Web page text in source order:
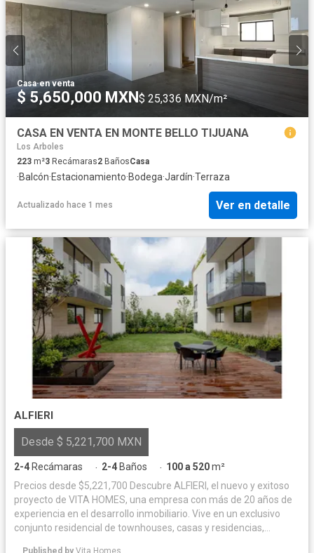
Casa·en venta
$ 5,650,000 MXN$ 25,336 MXN/m²
CASA EN VENTA EN MONTE BELLO TIJUANA
Los Arboles
223 m²3 Recámaras2 BañosCasa
·Balcón·Estacionamiento·Bodega·Jardín·Terraza
Actualizado hace 1 mes Ver en detalle
ALFIERI
Desde $ 5,221,700 MXN
2-4 Recámaras · 2-4 Baños · 100 a 520m²
Precios desde $5,221,700 Descubre ALFIERI, el nuevo y exitoso
proyecto de VITA HOMES, una empresa con más de 20 años de
experiencia en el desarrollo inmobiliario. Vive en un exclusivo
conjunto residencial de townhouses, casas y residencias,